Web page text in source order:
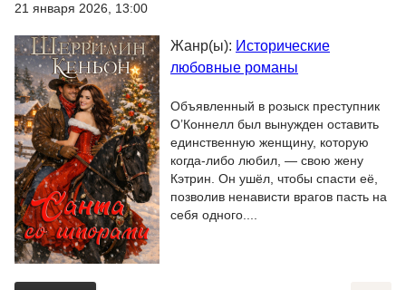
21 января 2026, 13:00
Жанр(ы): Исторические
любовные романы
Объявленный в розыск преступник
О’Коннелл был вынужден оставить
единственную женщину, которую
когда-либо любил, — свою жену
Кэтрин. Он ушёл, чтобы спасти её,
позволив ненависти врагов пасть на
себя одного....